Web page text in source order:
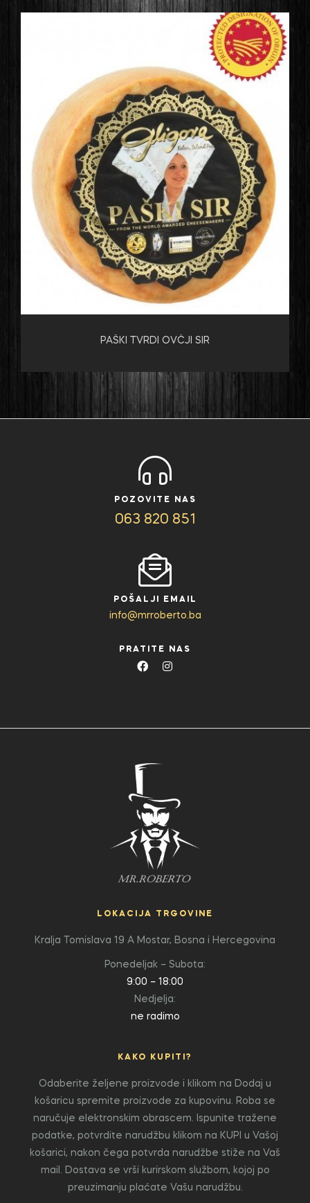
PAŠKI TVRDI OVČJI SIR
POZOVITE NAS
063 820 851
POŠALJI EMAIL
info@mrroberto.ba
PRATITE NAS
LOKACIJA TRGOVINE
Kralja Tomislava 19 A Mostar, Bosna i Hercegovina
Ponedeljak – Subota:
9:00 – 18:00
Nedjelja:
ne radimo
KAKO KUPITI?
Odaberite željene proizvode i klikom na Dodaj u
košaricu spremite proizvode za kupovinu. Roba se
naručuje elektronskim obrascem. Ispunite tražene
podatke, potvrdite narudžbu klikom na KUPI u Vašoj
košarici, nakon čega potvrda narudžbe stiže na Vaš
mail. Dostava se vrši kurirskom službom, kojoj po
preuzimanju plaćate Vašu narudžbu.